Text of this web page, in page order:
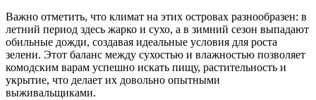
Важно отметить, что климат на этих островах разнообразен: в
летний период здесь жарко и сухо, а в зимний сезон выпадают
обильные дожди, создавая идеальные условия для роста
зелени. Этот баланс между сухостью и влажностью позволяет
комодским варам успешно искать пищу, растительность и
укрытие, что делает их довольно опытными
выживальщиками.